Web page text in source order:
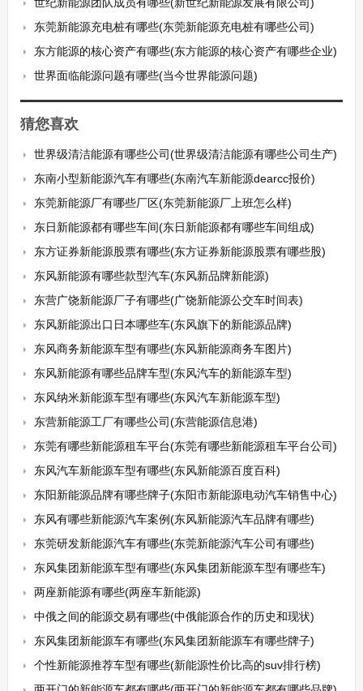
东莞新能源充电桩有哪些(东莞新能源充电桩有哪些公司)
东方能源的核心资产有哪些(东方能源的核心资产有哪些企业)
世界面临能源问题有哪些(当今世界能源问题)
猜您喜欢
世界级清洁能源有哪些公司(世界级清洁能源有哪些公司生产)
东南小型新能源汽车有哪些(东南汽车新能源dearcc报价)
东莞新能源厂有哪些厂区(东莞新能源厂上班怎么样)
东日新能源都有哪些车间(东日新能源都有哪些车间组成)
东方证券新能源股票有哪些(东方证券新能源股票有哪些股)
东风新能源有哪些款型汽车(东风新品牌新能源)
东营广饶新能源厂子有哪些(广饶新能源公交车时间表)
东风新能源出口日本哪些车(东风旗下的新能源品牌)
东风商务新能源车型有哪些(东风新能源商务车图片)
东风新能源有哪些品牌车型(东风汽车的新能源车型)
东风纳米新能源车型有哪些(东风汽车新能源车型)
东营新能源工厂有哪些公司(东营能源信息港)
东莞有哪些新能源租车平台(东莞有哪些新能源租车平台公司)
东风汽车新能源车型有哪些(东风新能源百度百科)
东阳新能源品牌有哪些牌子(东阳市新能源电动汽车销售中心)
东风有哪些新能源汽车案例(东风新能源汽车品牌有哪些)
东莞研发新能源汽车有哪些(东莞新能源汽车公司有哪些)
东风集团新能源车型有哪些(东风集团新能源车型有哪些车)
两座新能源有哪些(两座车新能源)
中俄之间的能源交易有哪些(中俄能源合作的历史和现状)
东风集团新能源车有哪些(东风集团新能源车有哪些牌子)
个性新能源推荐车型有哪些(新能源性价比高的suv排行榜)